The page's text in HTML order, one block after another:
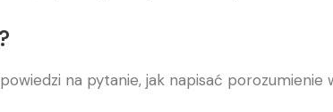
na pytanie, jak napisać